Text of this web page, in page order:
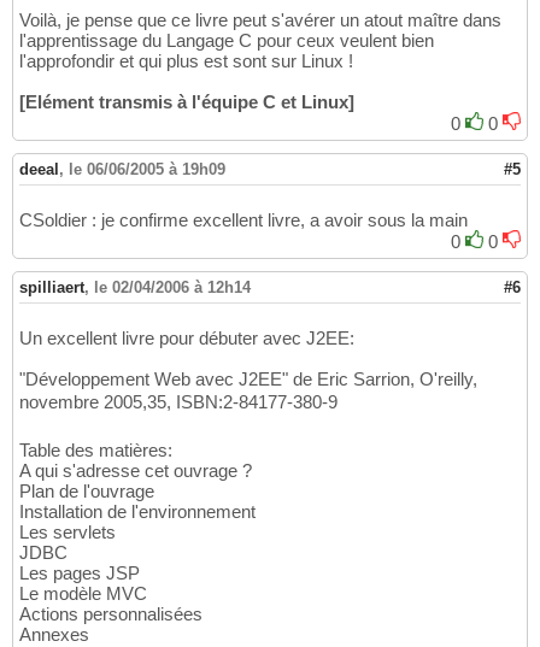
Voilà, je pense que ce livre peut s'avérer un atout maître dans
l'apprentissage du Langage C pour ceux veulent bien
l'approfondir et qui plus est sont sur Linux !
[Elément transmis à l'équipe C et Linux]
0
0
deeal , le 06/06/2005 à 19h09 #5
CSoldier : je confirme excellent livre, a avoir sous la main
0
0
spilliaert, le 02/04/2006 à 12h14 #6
Un excellent livre pour débuter avec J2EE:
"Développement Web avec J2EE" de Eric Sarrion, O'reilly,
novembre 2005,35, ISBN:2-84177-380-9
Table des matières:
A qui s'adresse cet ouvrage ?
Plan de l'ouvrage
Installation de l'environnement
Les servlets
JDBC
Les pages JSP
Le modèle MVC
Actions personnalisées
Annexes